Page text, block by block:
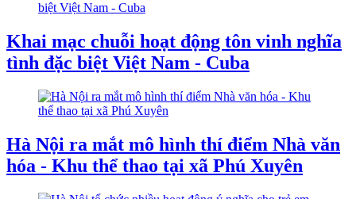
Khai mạc chuỗi hoạt động tôn vinh nghĩa
tình đặc biệt Việt Nam - Cuba
Hà Nội ra mắt mô hình thí điểm Nhà văn
hóa - Khu thể thao tại xã Phú Xuyên